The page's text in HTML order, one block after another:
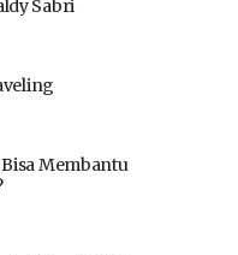
Sabri
Membantu